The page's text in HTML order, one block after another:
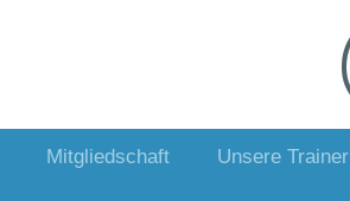
Mitgliedschaft Unsere Trainer